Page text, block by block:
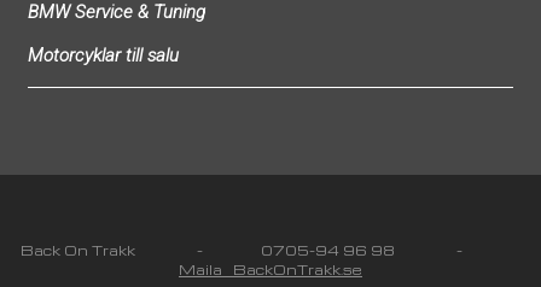
BMW Service & Tuning
Motorcyklar till salu
Back On Trakk - 0705-94 96 98 -
Maila BackOnTrakk.se